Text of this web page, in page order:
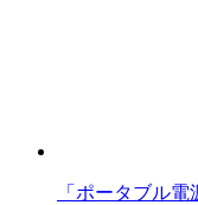
「ポータブル